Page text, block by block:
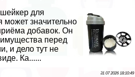
шейкер для
может значительно
добавок. Он
перед
и дело тут не
Ка......
31 07 2026 18:10:49